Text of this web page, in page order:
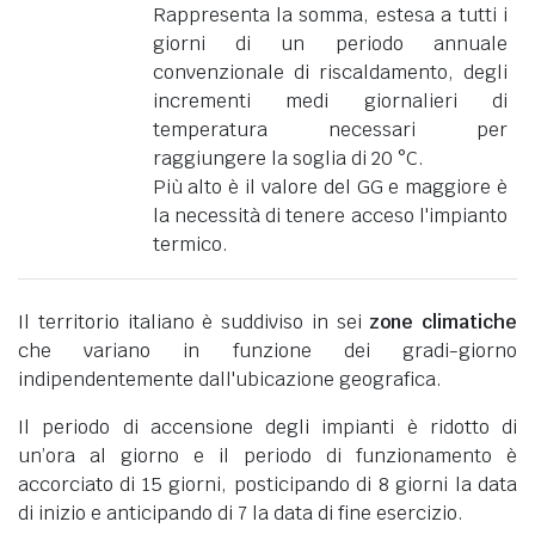
Rappresenta la somma, estesa a tutti i
giorni di un periodo annuale
convenzionale di riscaldamento, degli
incrementi medi giornalieri di
temperatura necessari per
raggiungere la soglia di 20 °C.
Più alto è il valore del GG e maggiore è
la necessità di tenere acceso l'impianto
termico.
Il territorio italiano è suddiviso in sei zone climatiche
che variano in funzione dei gradi-giorno
indipendentemente dall'ubicazione geografica.
Il periodo di accensione degli impianti è ridotto di
un’ora al giorno e il periodo di funzionamento è
accorciato di 15 giorni, posticipando di 8 giorni la data
di inizio e anticipando di 7 la data di fine esercizio.